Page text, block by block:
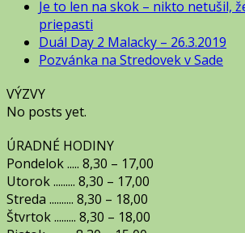
Je to len na skok – nikto netušil,
priepasti
Duál Day 2 Malacky – 26.3.2019
Pozvánka na Stredovek v Sade
VÝZVY
No posts yet.
ÚRADNÉ HODINY
Pondelok ..... 8,30 – 17,00
Utorok ......... 8,30 – 17,00
Streda .......... 8,30 – 18,00
Štvrtok ......... 8,30 – 18,00